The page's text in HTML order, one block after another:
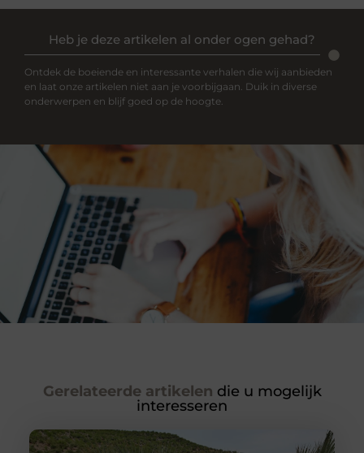
Heb je deze artikelen al onder ogen gehad?
Ontdek de boeiende en interessante verhalen die wij aanbieden
en laat onze artikelen niet aan je voorbijgaan. Duik in diverse
onderwerpen en blijf goed op de hoogte.
Gerelateerde artikelen die u mogelijk
interesseren